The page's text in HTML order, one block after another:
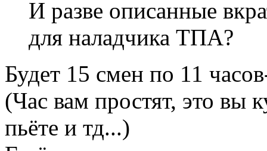
И разве описанные
для наладчика ТПА?
Будет 15 смен по 11
(Час вам простят, это вы
пьёте и тд...)